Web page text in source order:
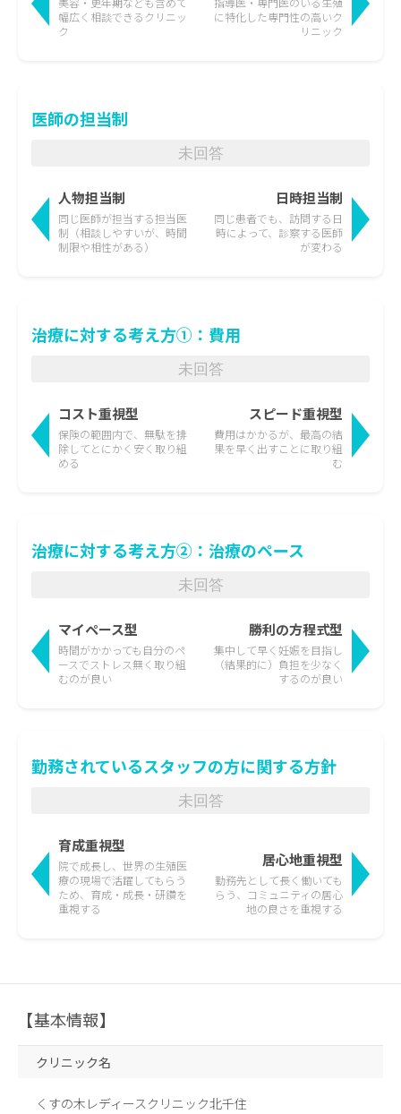
幅広く相談できるクリニッ
ク
に特化した専門性の高いク
リニック
医師の担当制
未回答
人物担当制
同じ医師が担当する担当医
制 （相談しやすいが、時間
制限や相性がある）
同じ患者でも、訪問する日
時によって、 診察する医師
が変わる
日時担当制
治療に対する考え方①：費用
未回答
コスト重視型
保険の範囲内で、無駄を排
除してとにかく安く取り組
める
費用はかかるが、最高の結
果を早く出すことに取り組
む
スピード重視型
治療に対する考え方②：治療のペース
未回答
マイペース型
時間がかかっても 自分のペ
ースでストレス無く取り組
むのが良い
集中して早く妊娠を目指し
（結果的に）負担を少なく
するのが良い
勝利の方程式型
勤務されているスタッフの方に関する方針
未回答
育成重視型
院で成長し、世界の生殖医
療の現場で活躍してもらう
ため、育成・成長・研鑽を
重視する
勤務先として長く働いても
らう、
コミュニティの居心
地の良さを重視する
居心地重視型
【基本情報】
クリニック名
くすの木レディースクリニック北千住